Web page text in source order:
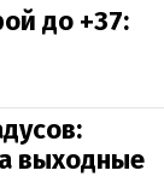
до +37:
выходные